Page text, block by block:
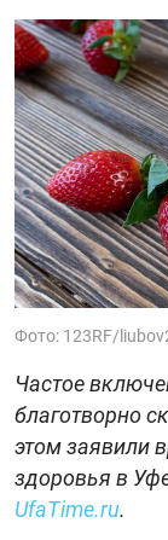
Фото: 123RF/
Частое
благотворно
этом заявили
здоровья в
UfaTime.ru.